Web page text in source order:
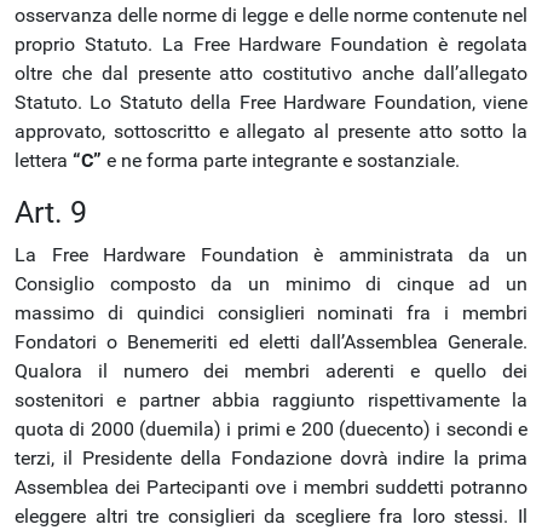
osservanza delle norme di legge e delle norme contenute nel
proprio Statuto. La Free Hardware Foundation è regolata
oltre che dal presente atto costitutivo anche dall’allegato
Statuto. Lo Statuto della Free Hardware Foundation, viene
approvato, sottoscritto e allegato al presente atto sotto la
lettera “C” e ne forma parte integrante e sostanziale.
Art. 9
La Free Hardware Foundation è amministrata da un
Consiglio composto da un minimo di cinque ad un
massimo di quindici consiglieri nominati fra i membri
Fondatori o Benemeriti ed eletti dall’Assemblea Generale.
Qualora il numero dei membri aderenti e quello dei
sostenitori e partner abbia raggiunto rispettivamente la
quota di 2000 (duemila) i primi e 200 (duecento) i secondi e
terzi, il Presidente della Fondazione dovrà indire la prima
Assemblea dei Partecipanti ove i membri suddetti potranno
eleggere altri tre consiglieri da scegliere fra loro stessi. Il